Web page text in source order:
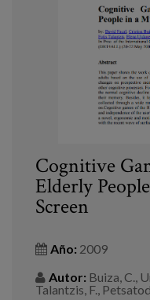
Cognitive
Elderly
Screen
Año: 2009
Autor: Buiza, C.,
Talantzis, F.,